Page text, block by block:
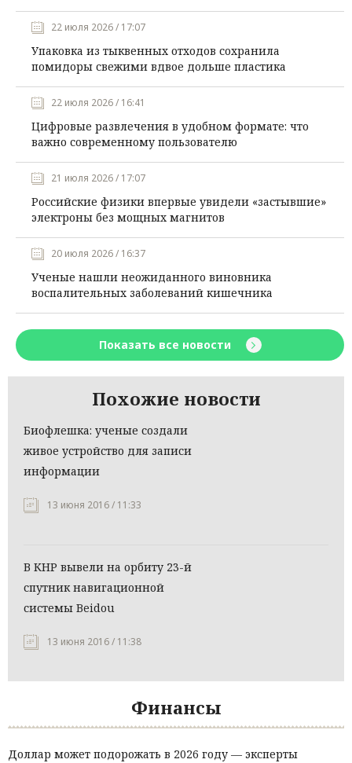
22 июля 2026 / 17:07
Упаковка из тыквенных отходов сохранила
помидоры свежими вдвое дольше пластика
22 июля 2026 / 16:41
Цифровые развлечения в удобном формате: что
важно современному пользователю
21 июля 2026 / 17:07
Российские физики впервые увидели «застывшие»
электроны без мощных магнитов
20 июля 2026 / 16:37
Ученые нашли неожиданного виновника
воспалительных заболеваний кишечника
Показать все новости
Похожие новости
Биофлешка: ученые создали
живое устройство для записи
информации
13 июня 2016 / 11:33
В КНР вывели на орбиту 23-й
спутник навигационной
системы Beidou
13 июня 2016 / 11:38
Финансы
Доллар может подорожать в 2026 году — эксперты